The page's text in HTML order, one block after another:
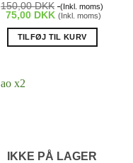
150,00DKK (Inkl. moms)
75,00 DKK (Inkl. moms)
TILFØJ TIL KURV
IKKE PÅ LAGER